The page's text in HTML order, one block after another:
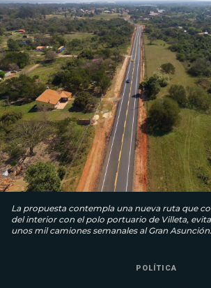
La propuesta contempla una nueva ruta que
del interior con el polo portuario de Villeta,
unos mil camiones semanales al Gran
POLÍTICA